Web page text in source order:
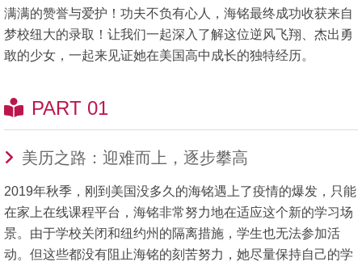
满满的赞誉与爱护！功夫不负有心人，海铭最终成功收获来自
梦校纽大的录取！让我们一起深入了解这位逆风飞翔、杰出勇
敢的少女，一起来见证她在美国高中成长的独特经历。
PART 01
美历之路：迎难而上，逐步攀高
2019年秋季，刚到美国没多久的海铭遇上了疫情的爆发，只能
在家上在线课程平台，海铭非常努力地在适应这个新的学习场
景。由于学校关闭和纽约州的隔离措施，学生也无法参加活
动。但这些都没有阻止海铭的刻苦努力，她尽量保持自己的学